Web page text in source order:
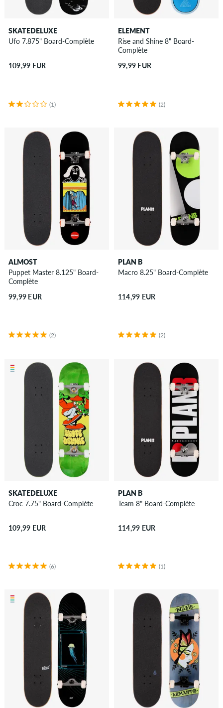
SKATEDELUXE
Ufo 7.875" Board-Complète
109,99 EUR
(1)
ELEMENT
Rise and Shine 8" Board-
Complète
99,99 EUR
(2)
ALMOST
Puppet Master 8.125" Board-
Complète
99,99 EUR
(2)
PLAN B
Macro 8.25" Board-Complète
114,99 EUR
(2)
SKATEDELUXE
Croc 7.75" Board-Complète
109,99 EUR
(6)
PLAN B
Team 8" Board-Complète
114,99 EUR
(1)